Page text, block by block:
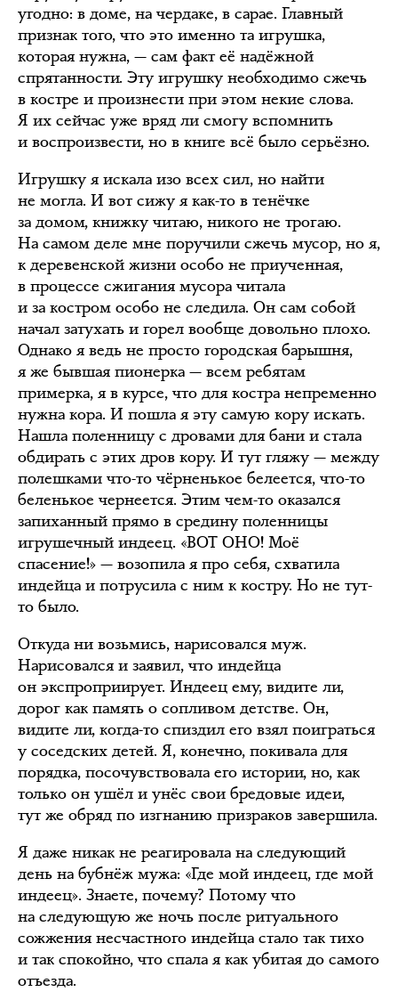
угодно: в доме, на чердаке, в сарае. Главный
признак того, что это именно та игрушка,
которая нужна, — сам факт её надёжной
спрятанности. Эту игрушку необходимо сжечь
в костре и произнести при этом некие слова.
Я их сейчас уже вряд ли смогу вспомнить
и воспроизвести, но в книге всё было серьёзно.
Игрушку я искала изо всех сил, но найти
не могла. И вот сижу я как-то в тенёчке
за домом, книжку читаю, никого не трогаю.
На самом деле мне поручили сжечь мусор, но я,
к деревенской жизни особо не приученная,
в процессе сжигания мусора читала
и за костром особо не следила. Он сам собой
начал затухать и горел вообще довольно плохо.
Однако я ведь не просто городская барышня,
я же бывшая пионерка — всем ребятам
примерка, я в курсе, что для костра непременно
нужна кора. И пошла я эту самую кору искать.
Нашла поленницу с дровами для бани и стала
обдирать с этих дров кору. И тут гляжу — между
полешками что-то чёрненькое белеется, что-то
беленькое чернеется. Этим чем-то оказался
запиханный прямо в средину поленницы
игрушечный индеец. «ВОТ ОНО! Моё
спасение!» — возопила я про себя, схватила
индейца и потрусила с ним к костру. Но не тут-
то было.
Откуда ни возьмись, нарисовался муж.
Нарисовался и заявил, что индейца
он экспроприирует. Индеец ему, видите ли,
дорог как память о сопливом детстве. Он,
видите ли, когда-то спиздил его взял поиграться
у соседских детей. Я, конечно, покивала для
порядка, посочувствовала его истории, но, как
только он ушёл и унёс свои бредовые идеи,
тут же обряд по изгнанию призраков завершила.
Я даже никак не реагировала на следующий
день на бубнёж мужа: «Где мой индеец, где мой
индеец». Знаете, почему? Потому что
на следующую же ночь после ритуального
сожжения несчастного индейца стало так тихо
и так спокойно, что спала я как убитая до самого
отъезда.